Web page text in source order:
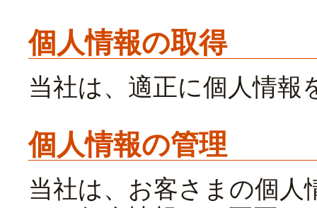
個人情報の取得
当社は、適正に個人情報
個人情報の管理
当社は、お客さまの個人